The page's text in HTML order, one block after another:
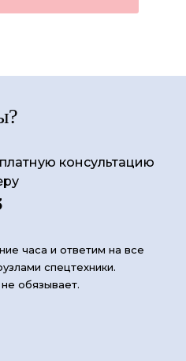
консультацию
часа и ответим на все
спецтехники.
обязывает.